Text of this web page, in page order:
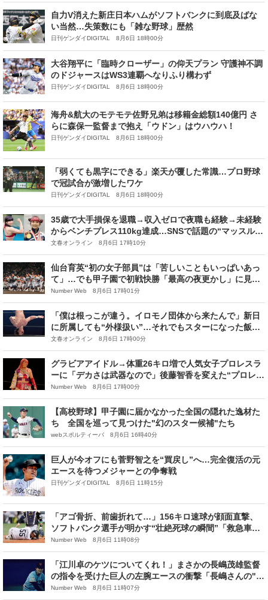
自力V消えた新庄日本ハムがソフトバンクに到底及ばな
い当然…失策数にも「雑な野球」歴然
日刊ゲンダイDIGITAL 8月6日 18時00分
大谷翔平に「臨時クローザー」の仰天プラン 守護神不調
のドジャースはWS3連覇へなりふり構わず
日刊ゲンダイDIGITAL 8月6日 18時00分
海舟&航大のモテモテ佐野兄弟は移籍金総額140億円 さ
らに森保一監督まで抱え「ウドン」はウハウハ！
日刊ゲンダイDIGITAL 8月6日 18時00分
「弱くても黒字にできる」楽天が覆した常識…プロ野球
で冠試合が激増したワケ
日刊ゲンダイDIGITAL 8月6日 18時00分
35歳で大手損保を退職→収入ゼロで夜職も経験→未経験
からベンチプレス110kg達成…SNSで話題の“マッスルフ
ルート奏者”が「まさかの世界金」を掴むまで
文春オンライン 8月6日 17時10分
仙台育英“初の女子部員”は「苦しいこともいっぱいあっ
て」…でも甲子園で初戦快勝「最高の夜更かし」に見
る“令和の組織力”「ストレスなくプレーを…」
Number Web 8月6日 17時01分
「僕は根っこが違う。イロモノ団体から来たんで」新日
に所属しても“外様扱い”…それでもスターになった飯伏
幸太（44）の「異色すぎるレスラー人生」
文春オンライン 8月6日 17時00分
グラビアアイドル→体重26キロ増で人気女子プロレスラ
ーに「デカさは武器なので」後藤智香を変えた“プロレス
一本で生きていく”覚悟
Number Web 8月6日 17時00分
【高校野球】甲子園に届かなかった全国の隠れた逸材た
ち 全国を巡って見つけた"幻のスター候補"たち
webスポルティーバ 8月6日 16時40分
巨人が今オフにも菅野智之を“買戻し”へ…完全復活の元
エースを待つメジャーとの争奪戦
日刊ゲンダイDIGITAL 8月6日 11時15分
「アゴ骨折、前歯折れて…」156キロ速球が顔面直撃、
ソフトバンク選手が明かす“壮絶死球の瞬間”「救急車で
告げた…“明日も出ます”」オリックス投手からDM
Number Web 8月6日 11時08分
「江川卓のケツについてくれ！」まさかの長嶋茂雄監督
の指令を受けた巨人の左腕エースの衝撃「長嶋さんの"巨
人のエース"のイメージは…」
Number Web 8月6日 11時07分